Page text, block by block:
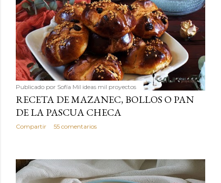
Publicado por Sofía Mil ideas mil proyectos
RECETA DE MAZANEC, BOLLOS O PAN
DE LA PASCUA CHECA
Compartir 55 comentarios